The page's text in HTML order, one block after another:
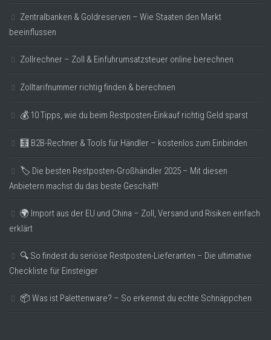
Zentralbanken & Goldreserven – Wie Staaten den Markt
beeinflussen
Zollrechner – Zoll & Einfuhrumsatzsteuer online berechnen
Zolltarifnummer richtig finden & berechnen
💰 10 Tipps, wie du beim Restposten-Einkauf richtig Geld sparst
🧮 B2B-Rechner & Tools für Händler – kostenlos zum Einbinden
🏷️ Die besten Restposten-Großhändler 2025 – Mit diesen
Anbietern machst du das beste Geschäft!
🌍 Import aus der EU und China – Zoll, Versand und Risiken einfach
erklärt
🔍 So findest du seriöse Restposten-Lieferanten – Die ultimative
Checkliste für Einsteiger
📦 Was ist Palettenware? – So erkennst du echte Schnäppchen